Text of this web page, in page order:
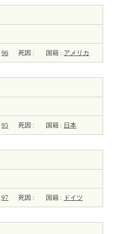
96 死因 : 国籍 : アメリカ
95 死因 : 国籍 : 日本
97 死因 : 国籍 : ドイツ